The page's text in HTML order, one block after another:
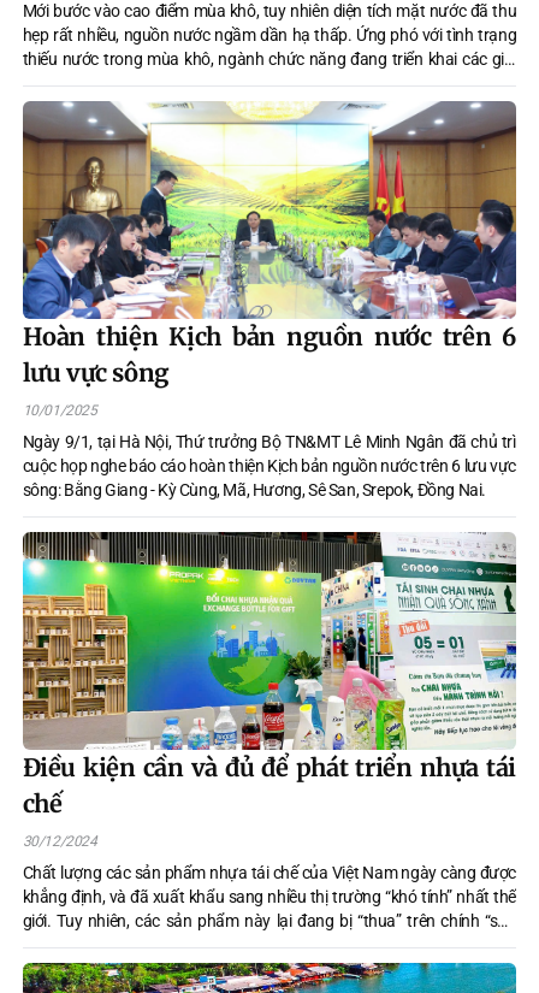
Mới bước vào cao điểm mùa khô, tuy nhiên diện tích mặt nước đã thu
hẹp rất nhiều, nguồn nước ngầm dần hạ thấp. Ứng phó với tình trạng
thiếu nước trong mùa khô, ngành chức năng đang triển khai các giải
pháp để ứng phó đảm bảo nguồn nước phục vụ sản xuất, sinh hoạt
cho người dân.
Hoàn thiện Kịch bản nguồn nước trên 6
lưu vực sông
10/01/2025
Ngày 9/1, tại Hà Nội, Thứ trưởng Bộ TN&MT Lê Minh Ngân đã chủ trì
cuộc họp nghe báo cáo hoàn thiện Kịch bản nguồn nước trên 6 lưu vực
sông: Bằng Giang - Kỳ Cùng, Mã, Hương, Sê San, Srepok, Đồng Nai.
Điều kiện cần và đủ để phát triển nhựa tái
chế
30/12/2024
Chất lượng các sản phẩm nhựa tái chế của Việt Nam ngày càng được
khẳng định, và đã xuất khẩu sang nhiều thị trường “khó tính” nhất thế
giới. Tuy nhiên, các sản phẩm này lại đang bị “thua” trên chính “sân
nhà” do người tiêu dùng trong nước vẫn còn e dè và nghi nghờ về chất
lượng các sản phẩm này.